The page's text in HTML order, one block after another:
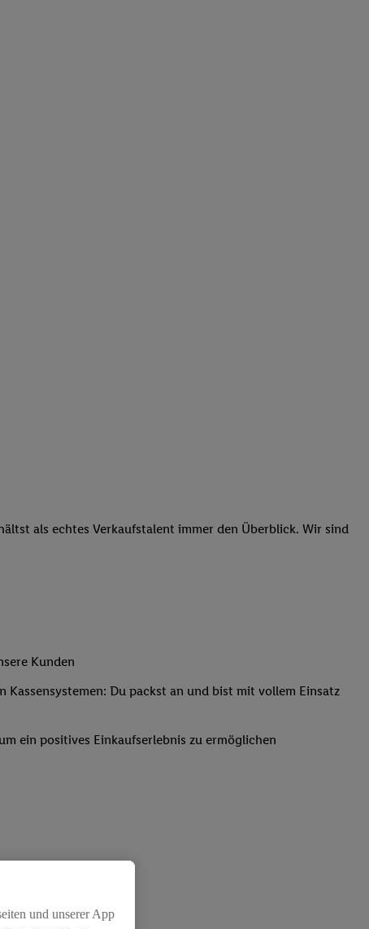
als echtes Verkaufstalent immer den Überblick. Wir sind
Kunden
Du packst an und bist mit vollem Einsatz
ein positives Einkaufserlebnis zu ermöglichen
und unserer App